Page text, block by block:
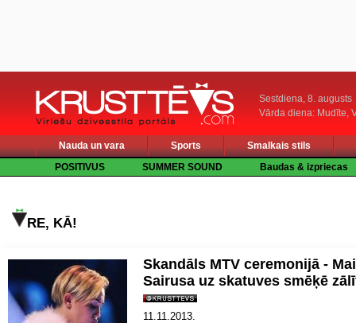
Sestdiena, 8. augusts
Vārda diena: Mudīte,
Nauda un vara Sports
Smalkais stils
POSITIVUS
SUMMER SOUND Baudas & izpriecas
RE, KĀ!
Skandāls MTV ceremonijā -
Sairusa uz skatuves smēķē
11.11.2013.